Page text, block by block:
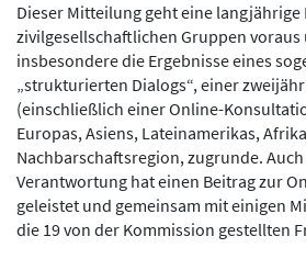
Dieser Mitteilung geht eine
zivilgesellschaftlichen Gruppen voraus
insbesondere die Ergebnisse eines
„strukturierten Dialogs“, einer
(einschließlich einer Online-
Europas, Asiens, Lateinamerikas,
Nachbarschaftsregion, zugrunde. Auch
Verantwortung hat einen Beitrag zur
geleistet und gemeinsam mit einigen
die 19 von der Kommission gestellten